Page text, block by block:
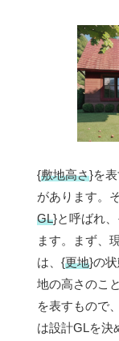
{敷地高さ}を
があります。
GL}と呼ばれ
ます。まず、
は、{更地}の
地の高さのこ
を表すもので
は設計GLを決